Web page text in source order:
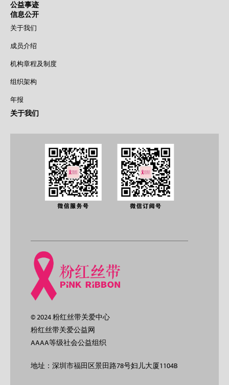
公益事迹
信息公开
关于我们
成员介绍
机构章程及制度
组织架构
年报
关于我们
© 2024 粉红丝带关爱中心
粉红丝带关爱公益网
AAAA等级社会公益组织
地址：深圳市福田区景田路78号妇儿大厦1104B